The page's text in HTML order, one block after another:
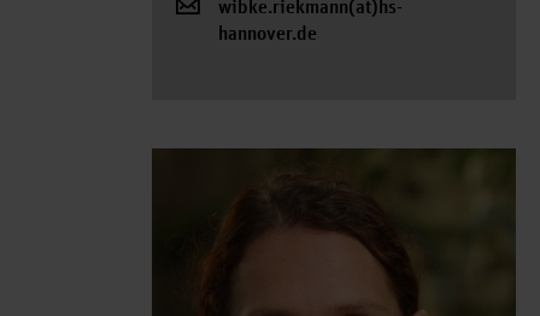
wibke.riekmann(at)hs-
hannover.de